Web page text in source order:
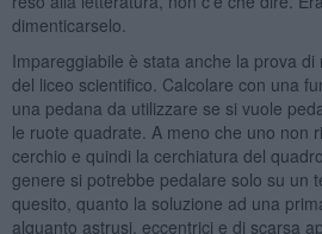
dimenticarselo.
Impareggiabile è stata anche la prova
del liceo scientifico. Calcolare con una
una pedana da utilizzare se si vuole
le ruote quadrate. A meno che uno non
cerchio e quindi la cerchiatura del
genere si potrebbe pedalare solo su un
quesito, quanto la soluzione ad una
alquanto astrusi, eccentrici e di scarsa